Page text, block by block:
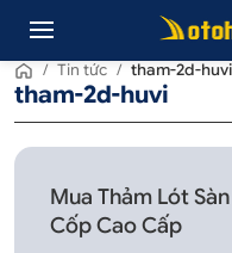
/ Tin tức / tham-2d-huvi
tham-2d-huvi
Mua Thảm Lót
Cốp Cao Cấp